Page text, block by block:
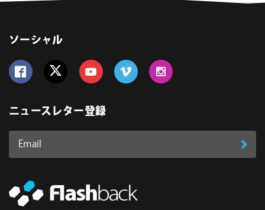
ソーシャル
ニュースレター登録
Email
ス
登